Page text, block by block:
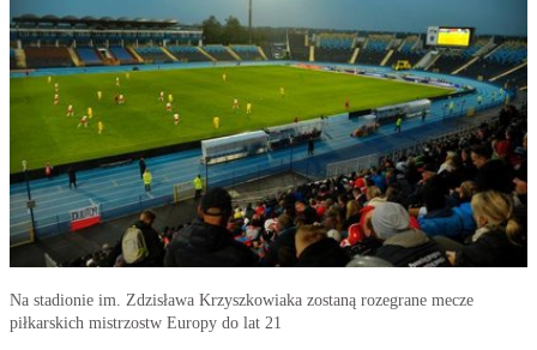
Na stadionie im. Zdzisława Krzyszkowiaka zostaną rozegrane mecze
piłkarskich mistrzostw Europy do lat 21